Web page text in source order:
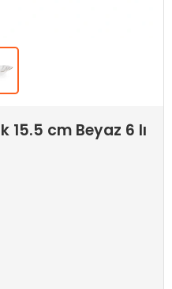
15.5 cm Beyaz 6 lı